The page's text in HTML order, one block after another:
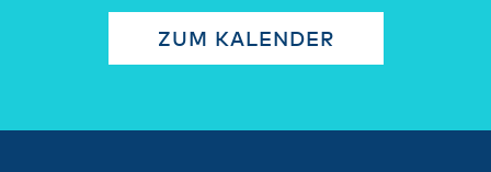
ZUM KALENDER